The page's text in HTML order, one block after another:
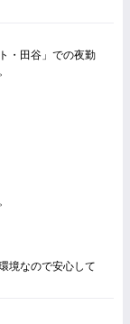
・田谷」での夜勤
境なので安心して